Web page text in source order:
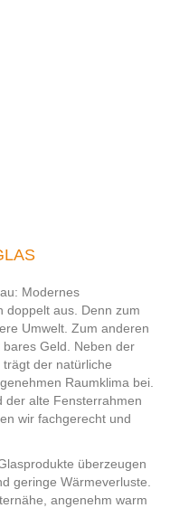
Modernes
doppelt aus. Denn zum
Umwelt. Zum anderen
Geld. Neben der
der natürliche
Raumklima bei.
der alte Fensterrahmen
wir fachgerecht und
überzeugen
geringe Wärmeverluste.
angenehm warm